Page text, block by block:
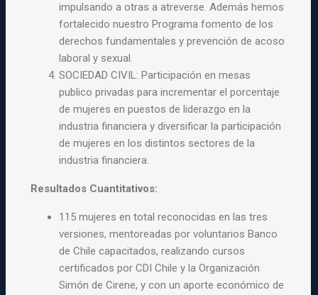
impulsando a otras a atreverse. Además hemos
fortalecido nuestro Programa fomento de los
derechos fundamentales y prevención de acoso
laboral y sexual.
SOCIEDAD CIVIL: Participación en mesas
publico privadas para incrementar el porcentaje
de mujeres en puestos de liderazgo en la
industria financiera y diversificar la participación
de mujeres en los distintos sectores de la
industria financiera.
Resultados Cuantitativos:
115 mujeres en total reconocidas en las tres
versiones, mentoreadas por voluntarios Banco
de Chile capacitados, realizando cursos
certificados por CDI Chile y la Organización
Simón de Cirene, y con un aporte económico de